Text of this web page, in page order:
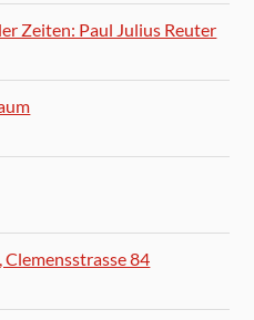
Zeiten: Paul Julius Reuter
84